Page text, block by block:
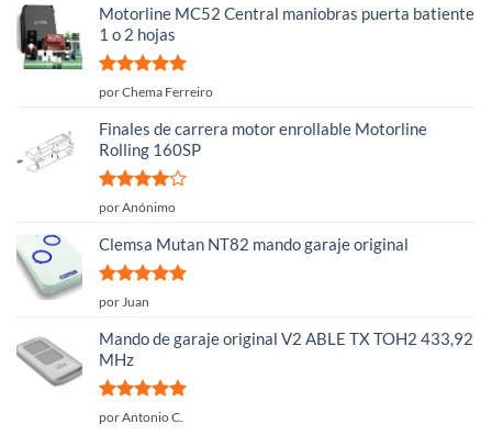
Motorline MC52 Central maniobras puerta batiente
1 o 2 hojas
Valorado
por Chema Ferreiro
Finales de carrera motor enrollable Motorline
Rolling 160SP
Valorado
5
por Anónimo
Clemsa Mutan NT82 mando garaje original
Valorado
por Juan
Mando de garaje original V2 ABLE TX TOH2 433,92
MHz
Valorado
por Antonio C.